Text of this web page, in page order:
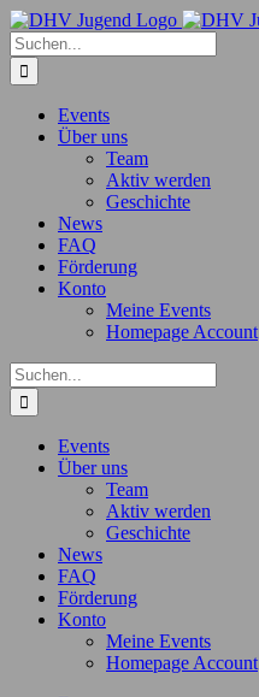
Zum
Inhalt
springen
Suche
nach:
Events
Über uns
Team
Aktiv werden
Geschichte
News
FAQ
Förderung
Konto
Meine Events
Homepage Account
Suche
nach:
Events
Über uns
Team
Aktiv werden
Geschichte
News
FAQ
Förderung
Konto
Meine Events
Homepage Account